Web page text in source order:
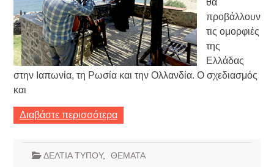
θα
προβάλλουν
τις ομορφιές
της
Ελλάδας
στην Ιαπωνία, τη Ρωσία και την Ολλανδία. Ο σχεδιασμός
και
Διαβάστε περισσότερα
ΔΕΛΤΙΑ ΤΥΠΟΥ, ΘΕΜΑΤΑ